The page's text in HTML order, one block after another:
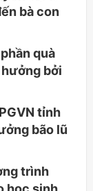
bà con
quà
bởi
tỉnh
bão lũ
trình